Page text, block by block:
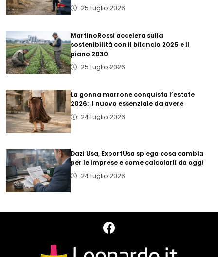
25 Luglio 2026
MartinoRossi accelera sulla
sostenibilità con il bilancio 2025 e il
piano 2030
25 Luglio 2026
La gonna marrone conquista l’estate
2026: il nuovo essenziale da avere
24 Luglio 2026
Dazi Usa, ExportUsa spiega cosa cambia
per le imprese e come calcolarli da oggi
24 Luglio 2026